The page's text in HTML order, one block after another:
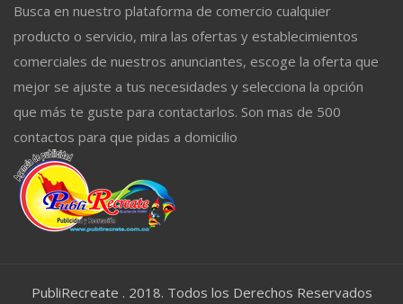
Busca en nuestro plataforma de comercio cualquier
producto o servicio, mira las ofertas y establecimientos
comerciales de nuestros anunciantes, escoge la oferta que
mejor se ajuste a tus necesidades y selecciona la opción
que más te guste para contactarlos. Son mas de 500
contactos para que pidas a domicilio
PubliRecreate . 2018. Todos los Derechos Reservados